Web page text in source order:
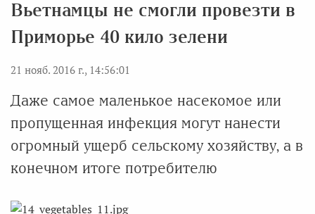
Вьетнамцы не смогли провезти в
Приморье 40 кило зелени
21 нояб. 2016 г., 14:56:01
Даже самое маленькое насекомое или
пропущенная инфекция могут нанести
огромный ущерб сельскому хозяйству, а в
конечном итоге потребителю